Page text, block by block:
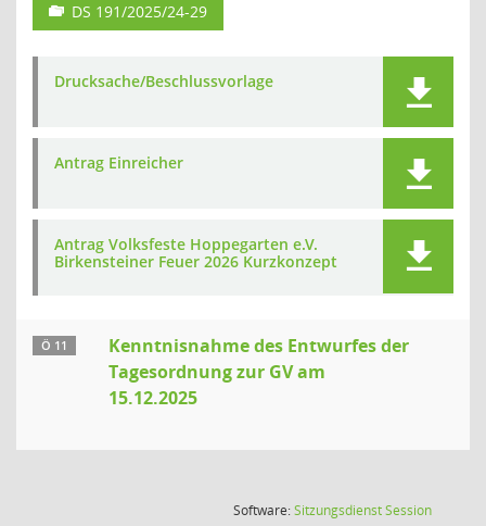
DS 191/2025/24-29
Drucksache/Beschlussvorlage
Antrag Einreicher
Antrag Volksfeste Hoppegarten e.V.
Birkensteiner Feuer 2026 Kurzkonzept
Ö 11
Kenntnisnahme des Entwurfes der
Tagesordnung zur GV am
15.12.2025
Software:SitzungsdienstSession(Wird in